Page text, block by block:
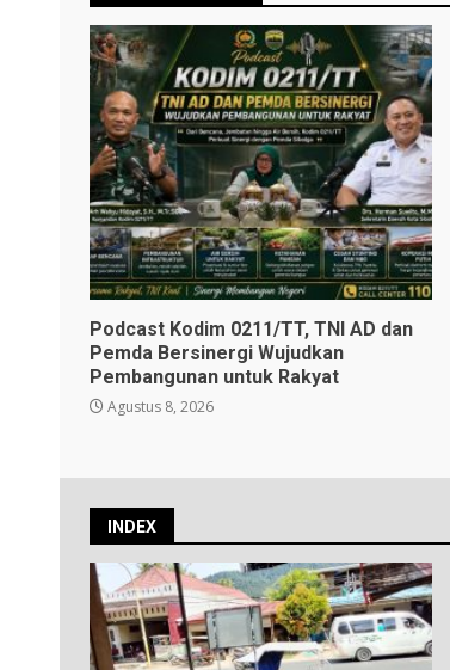
Podcast Kodim 0211/TT, TNI AD dan
Pemda Bersinergi Wujudkan
Pembangunan untuk Rakyat
Agustus 8, 2026
INDEX